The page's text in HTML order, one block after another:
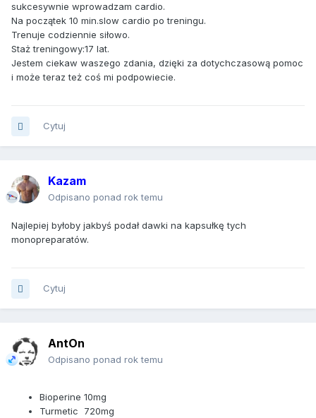
sukcesywnie wprowadzam cardio.
Na początek 10 min.slow cardio po treningu.
Trenuje codziennie siłowo.
Staż treningowy:17 lat.
Jestem ciekaw waszego zdania, dzięki za dotychczasową pomoc
i może teraz też coś mi podpowiecie.
Cytuj
Kazam
Odpisano ponad rok temu
Najlepiej byłoby jakbyś podał dawki na kapsułkę tych
monopreparatów.
Cytuj
AntOn
Odpisano ponad rok temu
Bioperine 10mg
Turmetic 720mg